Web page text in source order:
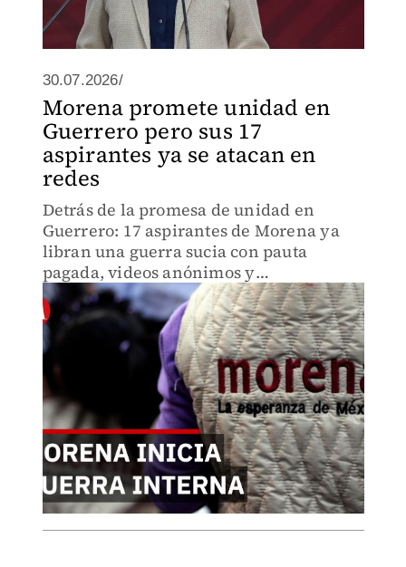
30.07.2026/
Morena promete unidad en
Guerrero pero sus 17
aspirantes ya se atacan en
redes
Detrás de la promesa de unidad en
Guerrero: 17 aspirantes de Morena ya
libran una guerra sucia con pauta
pagada, videos anónimos y
manipulación de algoritmos. Félix
Salgado Macedonio y otros líderes
mueven fichas sin aparecer
públicamente